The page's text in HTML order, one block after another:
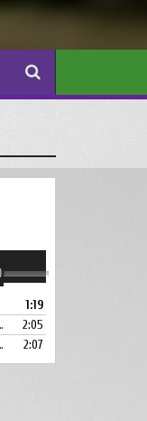
ги
копшињата
Горна
стрела/
Долна
1:19
2:05
2:07